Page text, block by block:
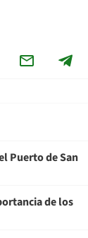
Puerto de San
de los